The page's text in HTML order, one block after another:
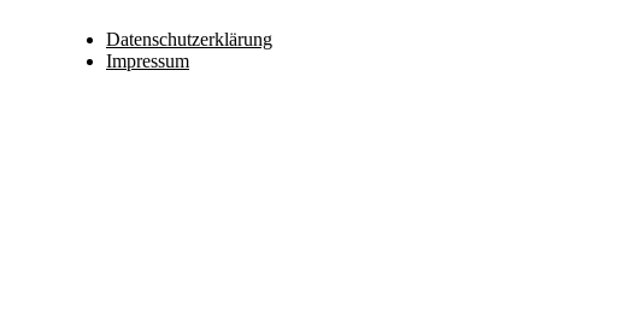
Datenschutzerklärung
Impressum